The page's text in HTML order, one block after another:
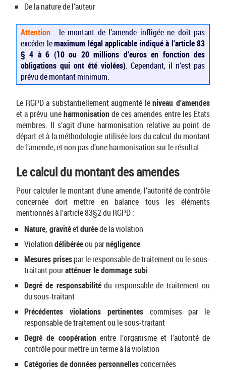
De la nature de l’auteur
Attention : le montant de l’amende infligée ne doit pas
excéder lemaximum légal applicable indiqué à l’article 83
§ 4 à 6 (10 ou 20 millions d’euros en fonction des
obligations qui ont été violées). Cependant, il n’est pas
prévu de montant minimum.
Le RGPD a substantiellement augmenté leniveau d’amendes
et a prévu uneharmonisation de ces amendes entre les Etats
membres. Il s’agit d’une harmonisation relative au point de
départ et à la méthodologie utilisée lors du calcul du montant
de l’amende, et non pas d’une harmonisation sur le résultat.
Le calcul du montant des amendes
Pour calculer le montant d’une amende, l’autorité de contrôle
concernée doit mettre en balance tous les éléments
mentionnés à l’article 83§2 du RGPD :
Nature, gravitéetduréede la violation
Violationdélibéréeou parnégligence
Mesures prisespar le responsable de traitement ou le sous-
traitant pouratténuer le dommage subi
Degré de responsabilitédu responsable de traitement ou
du sous-traitant
Précédentes violations pertinentes commises par le
responsable de traitement ou le sous-traitant
Degré de coopération entre l’organisme et l’autorité de
contrôle pour mettre un terme à la violation
Catégories de données personnellesconcernées